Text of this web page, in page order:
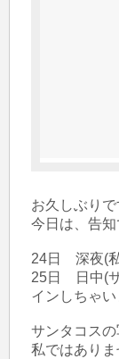
お久しぶりで
今日は、告知
24日　深夜(
25日　日中(
インしちゃい
サンタコスの
私ではあり